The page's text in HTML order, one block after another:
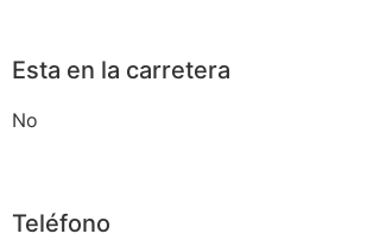
Esta en la carretera
No
Teléfono